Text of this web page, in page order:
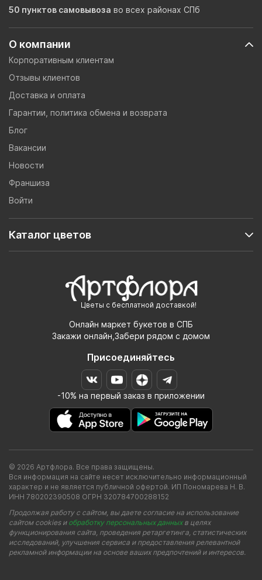
Цветы с бесплатной доставкой!
Онлайн маркет букетов в СПБ
Закажи онлайн,Забери рядом с домом
Присоединяйтесь
-10% на первый заказ в приложении
О компании
Корпоративным клиентам
Отзывы клиентов
Доставка и оплата
Гарантии, политика обмена и возврата
Блог
Вакансии
Новости
Франшиза
Войти
Каталог цветов
50 пунктов самовывоза во всех районах СПб
© 2026 Артфлора. Все права защищены.
Вся информация на сайте несет исключительно информационный
характер и не является публичной офертой. ИП Пономарева Н. В.
ИНН 780202390508 ОГРН 320784700288152
Продолжая работу с сайтом, вы даете согласие на использование
сайтом cookies и обработку персональных данныхв целях
функционирования сайта, проведения ретаргетинга, статистических
исследований, улучшения сервиса и предоставления релевантной
рекламной информации на основе ваших предпочтений и интересов.